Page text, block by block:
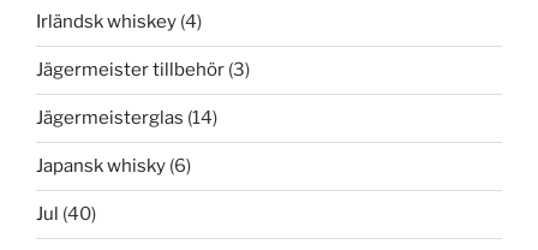
Irländsk whiskey (4)
Jägermeister tillbehör (3)
Jägermeisterglas (14)
Japansk whisky (6)
Jul (40)